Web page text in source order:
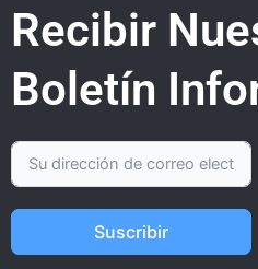
Recibir
Boletín
Suscribir